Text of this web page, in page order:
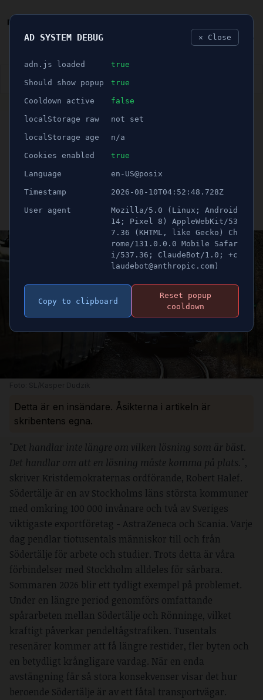
👮🏻‍♂️ BLÅLJUS ÅSIKTER SPORT
ANNONS
DEBATT
"DEBATT: Södertälje
behöver en tredje färdväg till
Stockholm"
Publicerad 25 juni 2026 05:00
Uppdaterad 25 juni 2026 05:00
Detta är en insändare. Åsikterna i artikeln är
skribentens egna.
"Det handlar inte längre om vilken lösning som är bäst.
Det handlar om att en lösning måste komma på plats.",
skriver Kristdemokraternas ordförande, Robert Halef.
Södertälje är en av Stockholms läns största kommuner
med omkring 100 000 invånare och två av Sveriges
viktigaste exportföretag - AstraZeneca och Scania. Varje
dag pendlar tiotusentals människor till och från
Södertälje för arbete och studier. Trots detta är våra
förbindelser med Stockholm alldeles för sårbara.
Sommaren 2026 blir ett tydligt exempel på problemet.
Under en längre period genomförs omfattande
spårarbeten mellan Södertälje och Rönninge, vilket
kraftigt påverkar pendeltågstrafiken. Tusentals
resenärer kommer att få längre restider, fler byten och
en betydligt krångligare vardag. När en enda
avstängning får så stora konsekvenser visar det hur
beroende Södertälje är av ett fåtal transportvägar.
AD SYSTEM DEBUG ✕ Close
adn.js loaded true
Should show popup true
Cooldown active false
localStorage raw not set
localStorage age n/a
Cookies enabled true
Language en-US@posix
Timestamp 2026-08-10T04:52:48.728Z
User agent
Mozilla/5.0 (Linux; Android
14; Pixel 8) AppleWebKit/53
7.36 (KHTML, like Gecko) Ch
rome/131.0.0.0 Mobile Safar
i/537.36; ClaudeBot/1.0; +c
laudebot@anthropic.com)
Copy to clipboard
Reset popup
cooldown